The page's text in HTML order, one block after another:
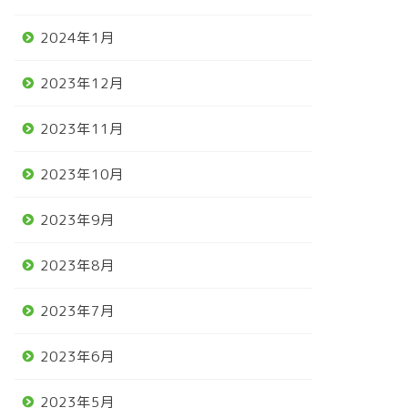
2024年1月
2023年12月
2023年11月
2023年10月
2023年9月
2023年8月
2023年7月
2023年6月
2023年5月